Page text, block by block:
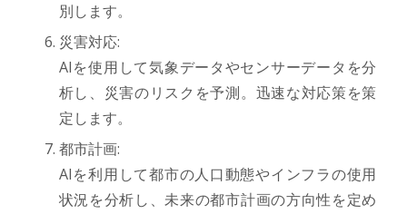
別します。
災害対応:
AIを使用して気象データやセンサーデータを分
析し、災害のリスクを予測。迅速な対応策を策
定します。
都市計画:
AIを利用して都市の人口動態やインフラの使用
状況を分析し、未来の都市計画の方向性を定め